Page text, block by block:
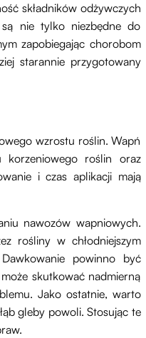
składników odżywczych
nie tylko niezbędne do
zapobiegając chorobom
starannie przygotowany
wzrostu roślin. Wapń
korzeniowego roślin oraz
i czas aplikacji mają
nawozów wapniowych.
rośliny w chłodniejszym
powinno być
skutkować nadmierną
Jako ostatnie, warto
gleby powoli. Stosując te